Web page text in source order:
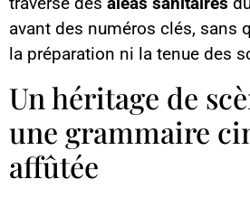
avant des numéros clés, sans
la préparation ni la tenue des
Un héritage de
une grammaire
affûtée